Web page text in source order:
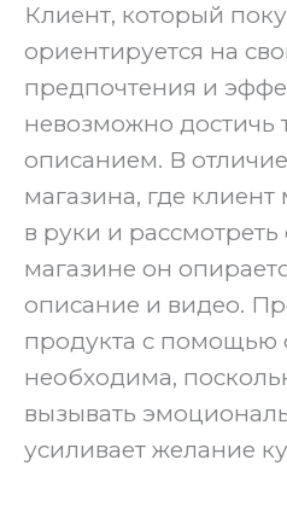
Клиент, который
ориентируется на
предпочтения и
невозможно достичь
описанием. В
магазина, где клиент
в руки и рассмотреть
магазине он
описание и видео.
продукта с помощью
необходима,
вызывать
усиливает желание